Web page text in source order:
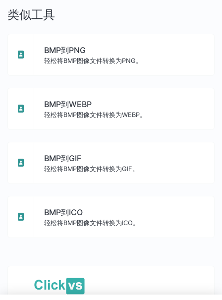
类似工具
BMP到PNG
轻松将BMP图像文件转换为PNG。
BMP到WEBP
轻松将BMP图像文件转换为WEBP。
BMP到GIF
轻松将BMP图像文件转换为GIF。
BMP到ICO
轻松将BMP图像文件转换为ICO。